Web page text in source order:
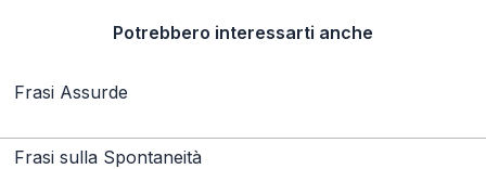
Potrebbero interessarti anche
Frasi Assurde
Frasi sulla Spontaneità